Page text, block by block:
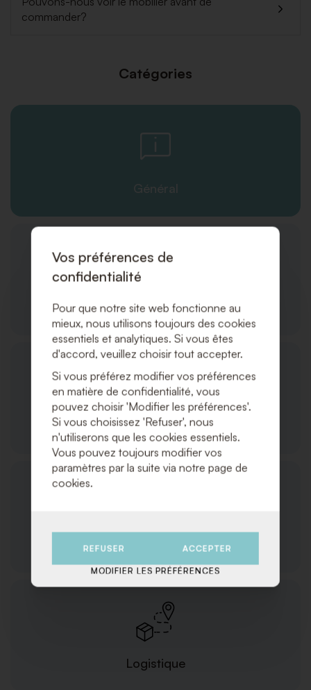
commander?
Catégories
Général
Produits/Services
Commandes et Expédition
Service Client
Logistique
Vos préférences de
confidentialité
Pour que notre site web fonctionne au
mieux, nous utilisons toujours des cookies
essentiels et analytiques. Si vous êtes
d'accord, veuillez choisir tout accepter.
Si vous préférez modifier vos préférences
en matière de confidentialité, vous
pouvez choisir 'Modifier les préférences'.
Si vous choisissez 'Refuser', nous
n'utiliserons que les cookies essentiels.
Vous pouvez toujours modifier vos
paramètres par la suite via notre page de
cookies.
REFUSER ACCEPTER
MODIFIER LES PRÉFÉRENCES